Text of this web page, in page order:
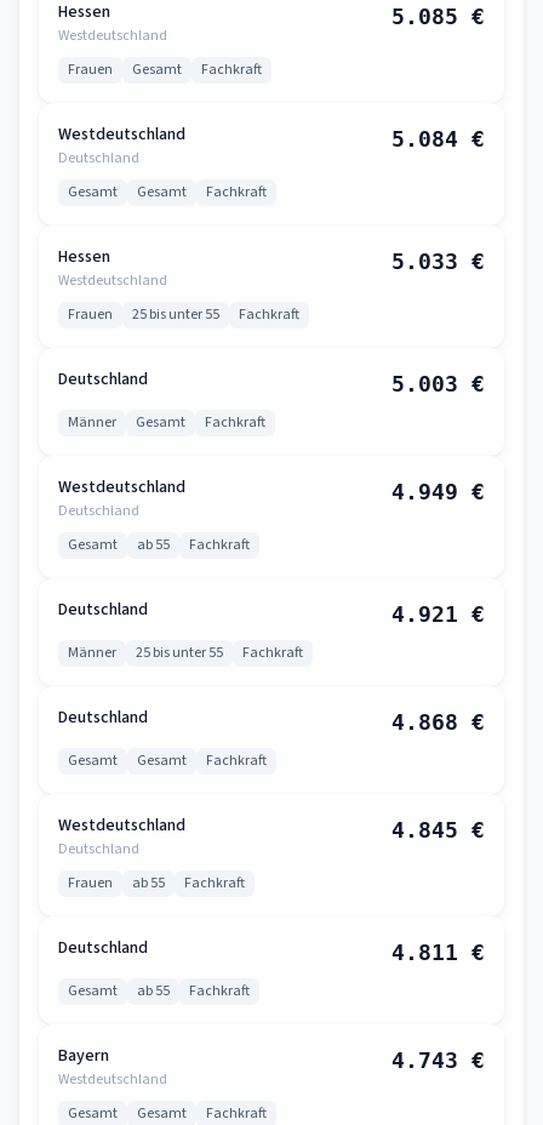
Hessen
Westdeutschland
5.085 €
Frauen Gesamt Fachkraft
Westdeutschland
Deutschland
5.084 €
Gesamt Gesamt Fachkraft
Hessen
Westdeutschland
5.033 €
Frauen 25 bis unter 55 Fachkraft
Deutschland 5.003 €
Männer Gesamt Fachkraft
Westdeutschland
Deutschland
4.949 €
Gesamt ab 55 Fachkraft
Deutschland 4.921 €
Männer 25 bis unter 55 Fachkraft
Deutschland 4.868 €
Gesamt Gesamt Fachkraft
Westdeutschland
Deutschland
4.845 €
Frauen ab 55 Fachkraft
Deutschland 4.811 €
Gesamt ab 55 Fachkraft
Bayern
Westdeutschland
4.743 €
Gesamt Gesamt Fachkraft